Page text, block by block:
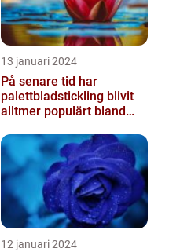
13 januari 2024
På senare tid har
palettbladstickling blivit
alltmer populärt bland
12 januari 2024